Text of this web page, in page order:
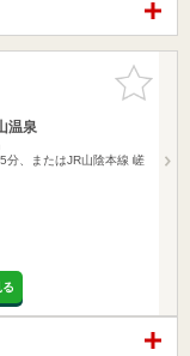
お気に入
りに追加
温泉
分、またはJR山陰本線 嵯